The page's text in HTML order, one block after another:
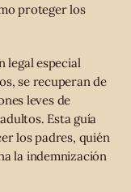
proteger los
legal especial
se recuperan de
leves de
Esta guía
los padres, quién
la indemnización